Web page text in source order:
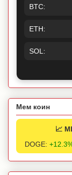
BTC:
ETH:
SOL:
Мем коин
📈
DOGE: